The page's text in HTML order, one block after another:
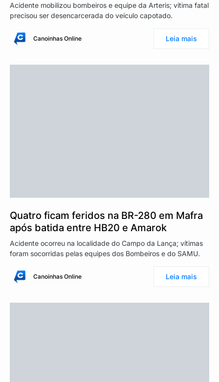
Acidente mobilizou bombeiros e equipe da Arteris; vítima fatal
precisou ser desencarcerada do veículo capotado.
Canoinhas Online Leia mais
Quatro ficam feridos na BR-280 em Mafra
após batida entre HB20 e Amarok
Acidente ocorreu na localidade do Campo da Lança; vítimas
foram socorridas pelas equipes dos Bombeiros e do SAMU.
Canoinhas Online Leia mais